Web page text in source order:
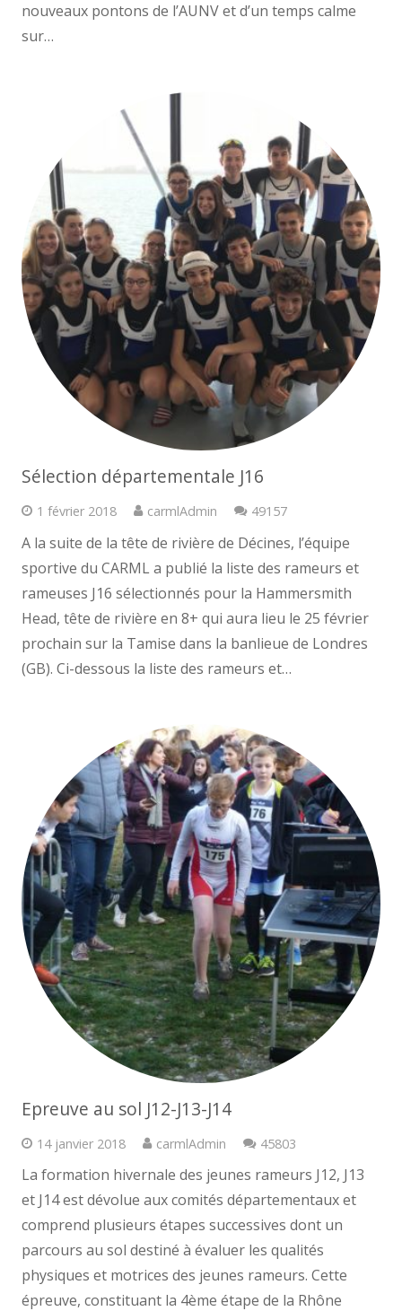
nouveaux pontons de l’AUNV et d’un temps calme
sur…
Sélection départementale J16
1 février 2018 carmlAdmin 49157Commentaires
A la suite de la tête de rivière de Décines, l’équipe
sportive du CARML a publié la liste des rameurs et
rameuses J16 sélectionnés pour la Hammersmith
Head, tête de rivière en 8+ qui aura lieu le 25 février
prochain sur la Tamise dans la banlieue de Londres
(GB). Ci-dessous la liste des rameurs et…
Epreuve au sol J12-J13-J14
14 janvier 2018 carmlAdmin 45803Commentaires
La formation hivernale des jeunes rameurs J12, J13
et J14 est dévolue aux comités départementaux et
comprend plusieurs étapes successives dont un
parcours au sol destiné à évaluer les qualités
physiques et motrices des jeunes rameurs. Cette
épreuve, constituant la 4ème étape de la Rhône